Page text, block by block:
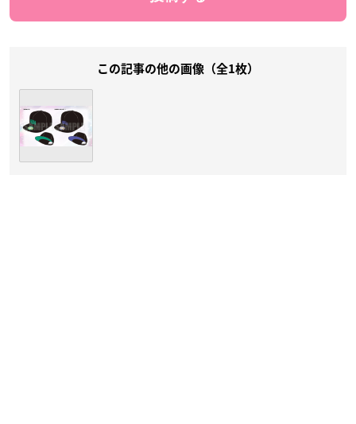
この記事の他の画像（全1枚）